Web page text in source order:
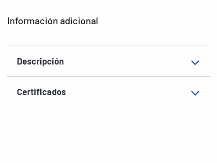
Información adicional
Descripción
Certificados
EAN